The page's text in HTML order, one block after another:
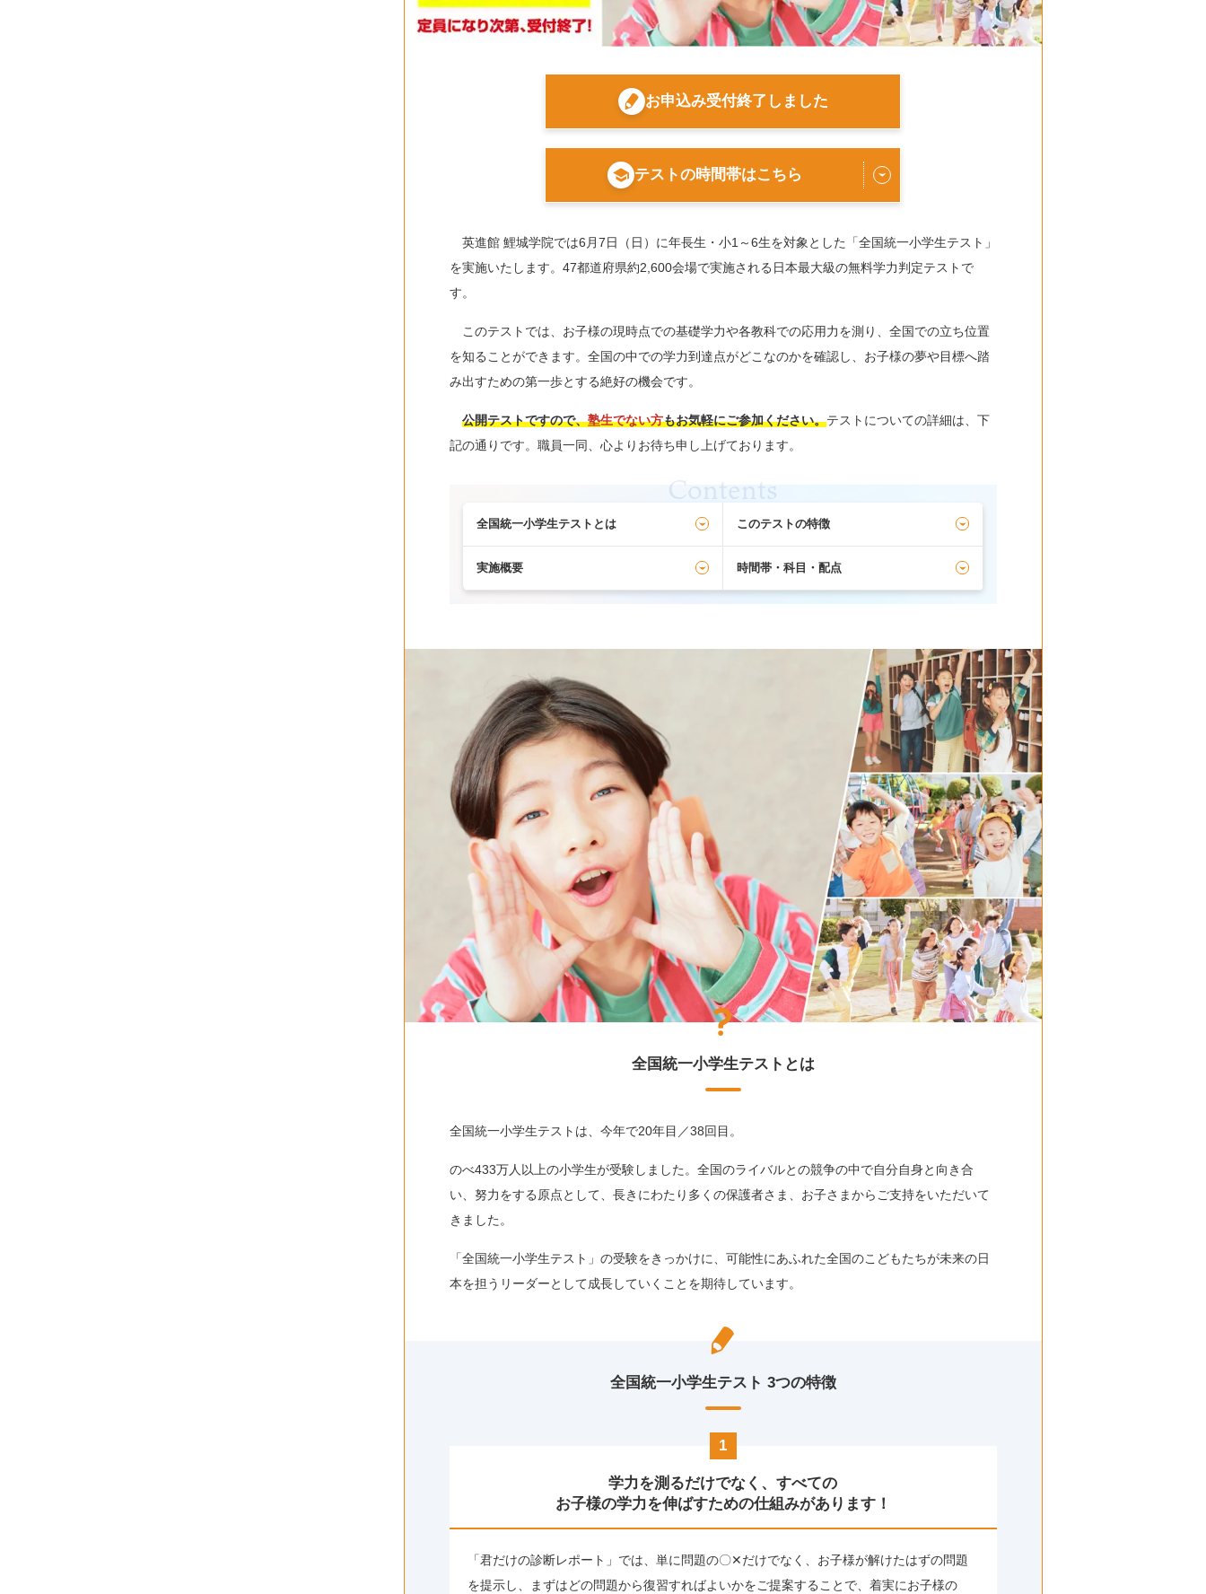
お申込み受付終了しました
テストの時間帯はこちら
英進館 鯉城学院では6月7日（日）に年長生・小1～6生を対象とした「全国統一小学生テスト」
を実施いたします。47都道府県約2,600会場で実施される日本最大級の無料学力判定テストで
す。
このテストでは、お子様の現時点での基礎学力や各教科での応用力を測り、全国での立ち位置
を知ることができます。全国の中での学力到達点がどこなのかを確認し、お子様の夢や目標へ踏
み出すための第一歩とする絶好の機会です。
公開テストですので、塾生でない方もお気軽にご参加ください。テストについての詳細は、下
記の通りです。職員一同、心よりお待ち申し上げております。
Contents
全国統一小学生テストとは このテストの特徴
実施概要 時間帯・科目・配点
全国統一小学生テストとは
全国統一小学生テストは、今年で20年目／38回目。
のべ433万人以上の小学生が受験しました。全国のライバルとの競争の中で自分自身と向き合
い、努力をする原点として、長きにわたり多くの保護者さま、お子さまからご支持をいただいて
きました。
「全国統一小学生テスト」の受験をきっかけに、可能性にあふれた全国のこどもたちが未来の日
本を担うリーダーとして成長していくことを期待しています。
全国統一小学生テスト 3つの特徴
1
学力を測るだけでなく、すべての
お子様の学力を伸ばすための仕組みがあります！
「君だけの診断レポート」では、単に問題の〇✕だけでなく、お子様が解けたはずの問題
を提示し、まずはどの問題から復習すればよいかをご提案することで、着実にお子様の